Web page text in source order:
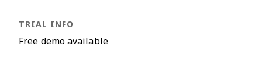
Free demo available